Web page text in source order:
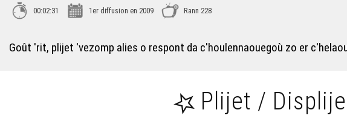
00:02:31 1er diffusion en 2009 Rann 228
Goût 'rit, plijet 'vezomp alies o respont da c'houlennaouegoù zo er
Plijet /